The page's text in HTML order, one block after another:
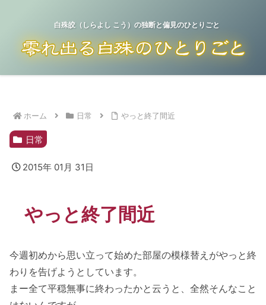
白殊皎（しらよし こう）の独断と偏見のひとりごと
ホーム 日常 やっと終了間近
日常
2015年 01月 31日
やっと終了間近
今週初めから思い立って始めた部屋の模様替えがやっと終
わりを告げようとしています。
まー全て平穏無事に終わったかと云うと、全然そんなこと